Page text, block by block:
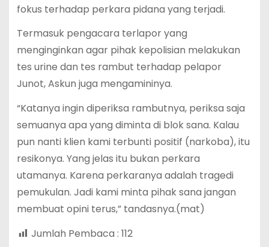
fokus terhadap perkara pidana yang terjadi.
Termasuk pengacara terlapor yang
menginginkan agar pihak kepolisian melakukan
tes urine dan tes rambut terhadap pelapor
Junot, Askun juga mengamininya.
“Katanya ingin diperiksa rambutnya, periksa saja
semuanya apa yang diminta di blok sana. Kalau
pun nanti klien kami terbunti positif (narkoba), itu
resikonya. Yang jelas itu bukan perkara
utamanya. Karena perkaranya adalah tragedi
pemukulan. Jadi kami minta pihak sana jangan
membuat opini terus,” tandasnya.(mat)
Jumlah Pembaca : 112